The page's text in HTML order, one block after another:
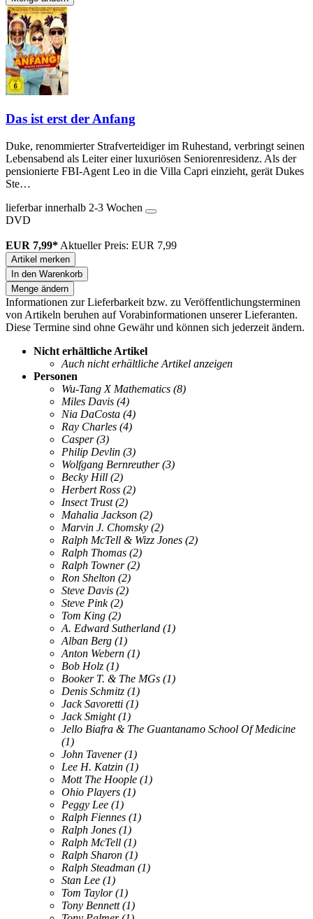
Das ist erst der Anfang
Duke, renommierter Strafverteidiger im Ruhestand, verbringt seinen
Lebensabend als Leiter einer luxuriösen Seniorenresidenz. Als der
pensionierte FBI-Agent Leo in die Villa Capri einzieht, gerät Dukes
Ste…
lieferbar innerhalb 2-3 Wochen
DVD
EUR 7,99* Aktueller Preis: EUR 7,99
Artikel merken
In den Warenkorb
Menge ändern
Informationen zur Lieferbarkeit bzw. zu Veröffentlichungsterminen
von Artikeln beruhen auf Vorabinformationen unserer Lieferanten.
Diese Termine sind ohne Gewähr und können sich jederzeit ändern.
Nicht erhältliche Artikel
Auch nicht erhältliche Artikel anzeigen
Personen
Wu-Tang X Mathematics (8)
Miles Davis (4)
Nia DaCosta (4)
Ray Charles (4)
Casper (3)
Philip Devlin (3)
Wolfgang Bernreuther (3)
Becky Hill (2)
Herbert Ross (2)
Insect Trust (2)
Mahalia Jackson (2)
Marvin J. Chomsky (2)
Ralph McTell & Wizz Jones (2)
Ralph Thomas (2)
Ralph Towner(2)
Ron Shelton (2)
Steve Davis (2)
Steve Pink (2)
Tom King (2)
A. Edward Sutherland (1)
Alban Berg (1)
Anton Webern (1)
Bob Holz (1)
Booker T. & The MGs (1)
Denis Schmitz (1)
Jack Savoretti (1)
Jack Smight (1)
Jello Biafra & The Guantanamo School Of Medicine
(1)
John Tavener(1)
Lee H. Katzin (1)
Mott The Hoople (1)
Ohio Players (1)
Peggy Lee (1)
Ralph Fiennes (1)
Ralph Jones (1)
Ralph McTell (1)
Ralph Sharon (1)
Ralph Steadman (1)
Stan Lee (1)
Tom Taylor (1)
Tony Bennett(1)